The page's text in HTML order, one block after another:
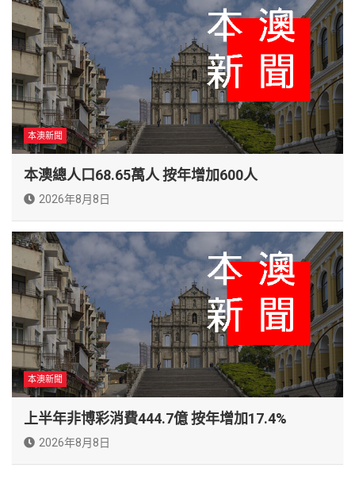
本澳新聞
本澳總人口68.65萬人 按年增加600人
2026年8月8日
本澳新聞
上半年非博彩消費444.7億 按年增加17.4%
2026年8月8日